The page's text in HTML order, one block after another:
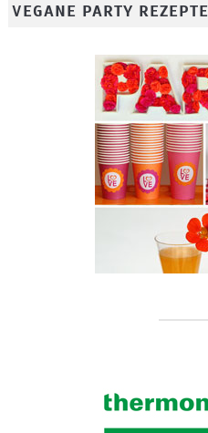
VEGANE PARTY REZEPTE